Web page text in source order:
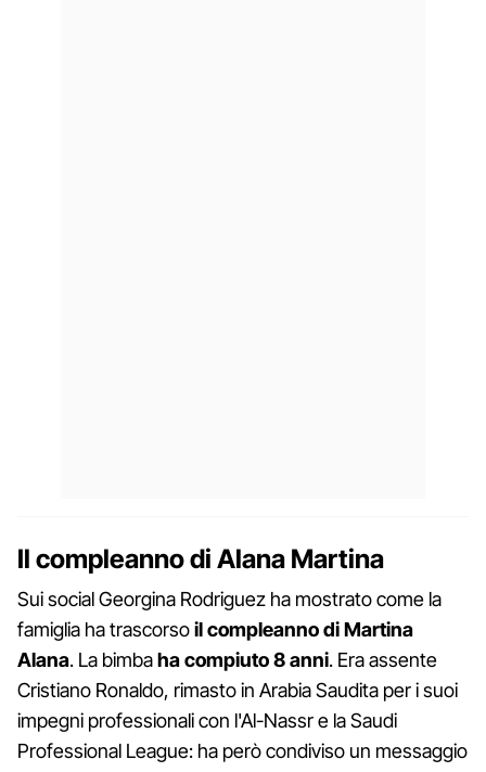
Il compleanno di Alana Martina
Sui social Georgina Rodriguez ha mostrato come la
famiglia ha trascorsoil compleanno di Martina
Alana. La bimbaha compiuto 8 anni. Era assente
Cristiano Ronaldo, rimasto in Arabia Saudita per i suoi
impegni professionali con l'Al-Nassr e la Saudi
Professional League: ha però condiviso un messaggio